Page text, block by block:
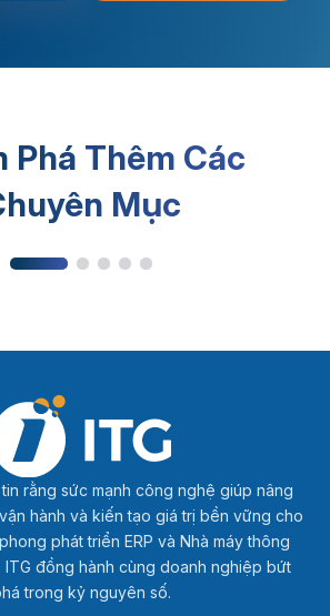
Phá Thêm Các
Mục
rằng sức mạnh công nghệ giúp nâng
hành và kiến tạo giá trị bền vững cho
phát triển ERP và Nhà máy thông
ITG đồng hành cùng doanh nghiệp bứt
trong kỷ nguyên số.